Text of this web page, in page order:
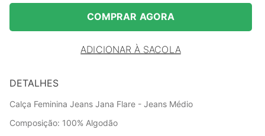
COMPRAR AGORA
ADICIONAR À SACOLA
DETALHES
Calça Feminina Jeans Jana Flare - Jeans Médio
Composição: 100% Algodão